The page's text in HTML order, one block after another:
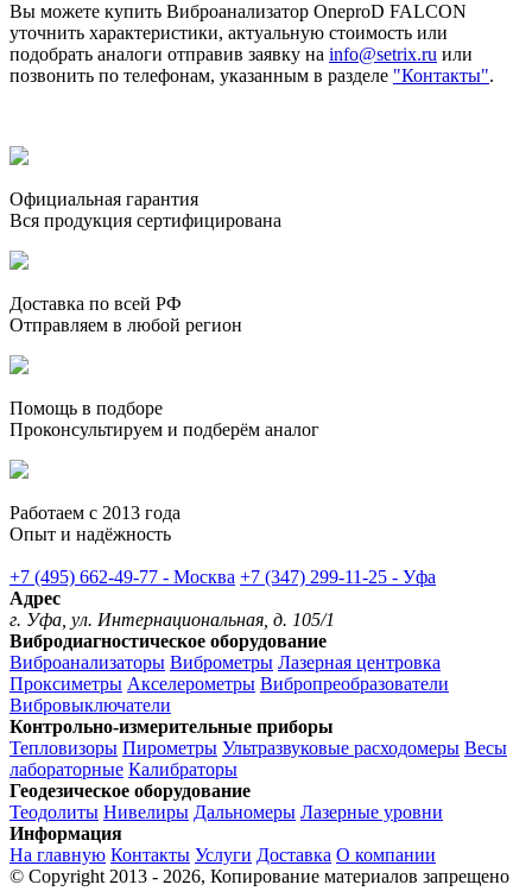
Вы можете купить Виброанализатор OneproD FALCON
уточнить характеристики, актуальную стоимость или
подобрать аналоги отправив заявку на info@setrix.ru или
позвонить по телефонам, указанным в разделе "Контакты".
Официальная гарантия
Вся продукция сертифицирована
Доставка по всей РФ
Отправляем в любой регион
Помощь в подборе
Проконсультируем и подберём аналог
Работаем с 2013 года
Опыт и надёжность
+7 (495) 662-49-77 - Москва +7 (347) 299-11-25 - Уфа
Адрес
г. Уфа, ул. Интернациональная, д. 105/1
Вибродиагностическое оборудование
Виброанализаторы Виброметры Лазерная центровка
Проксиметры Акселерометры Вибропреобразователи
Вибровыключатели
Контрольно-измерительные приборы
Тепловизоры Пирометры Ультразвуковые расходомеры Весы
лабораторные Калибраторы
Геодезическое оборудование
Теодолиты Нивелиры Дальномеры Лазерные уровни
Информация
На главную Контакты Услуги Доставка О компании
© Copyright 2013 - 2026, Копирование материалов запрещено